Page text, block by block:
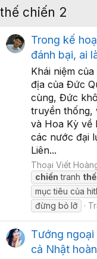
thế chiến 2
Trong kế
đánh bại, ai
Khái niệm
địa của Đức
cùng, Đức
truyền thống,
và Hoa Kỳ về
các nước đại
Liên...
Thoại Viết
chiến tranh thế
mục tiêu của
đừng bỏ lỡ
Tướng
cả Nhật